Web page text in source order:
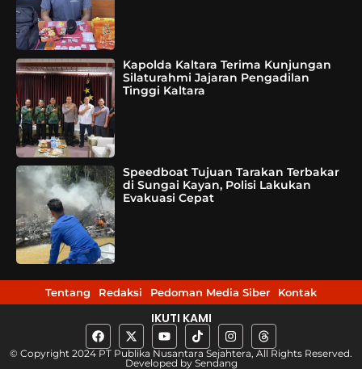
Kapolda Kaltara Terima Kunjungan
Silaturahmi Jajaran Pengadilan
Tinggi Kaltara
Speedboat Tujuan Tarakan Terbakar
di Sungai Kayan, Polisi Lakukan
Evakuasi Cepat
Tentang Redaksi Pedoman Media Siber Kontak
IKUTI KAMI
© Copyright 2024 PT Publika Nusantara Sejahtera, All Rights Reserved.
Developed by Sendang